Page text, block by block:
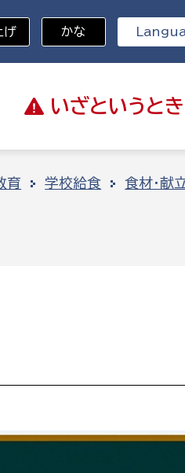
いざと いうと
ップ
げ かな
育 学校給食 食材・献